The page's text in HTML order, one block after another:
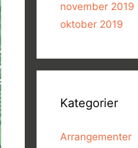
november 2019
oktober 2019
Kategorier
Arrangementer